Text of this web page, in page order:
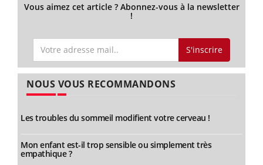
Vous aimez cet article ? Abonnez-vous à la newsletter
!
S'inscrire
NOUS VOUS RECOMMANDONS
Les troubles du sommeil modifient votre cerveau !
Mon enfant est-il trop sensible ou simplement très
empathique ?